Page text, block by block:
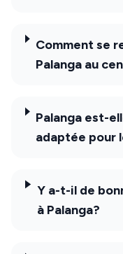
Comment se
Palanga au
Palanga est-
adaptée pour
Y a-t-il de
à Palanga?